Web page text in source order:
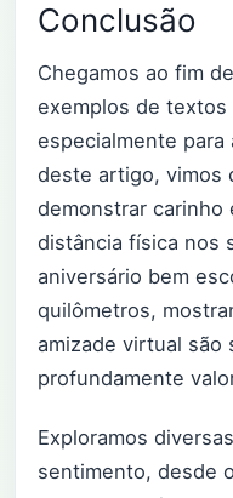
Conclusão
Chegamos ao fim
exemplos de textos
especialmente para
deste artigo, vimos
demonstrar carinho
distância física nos
aniversário bem
quilômetros,
amizade virtual são
profundamente
Exploramos
sentimento, desde